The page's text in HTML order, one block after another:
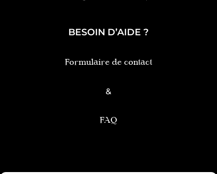
BESOIN D’AIDE ?
Formulaire de contact
&
FAQ